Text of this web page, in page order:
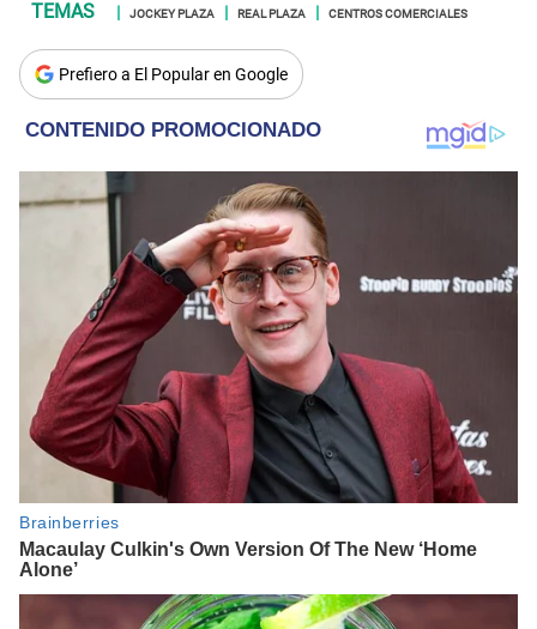
JOCKEY PLAZA REAL PLAZA CENTROS COMERCIALES
Prefiero a El Popular en Google